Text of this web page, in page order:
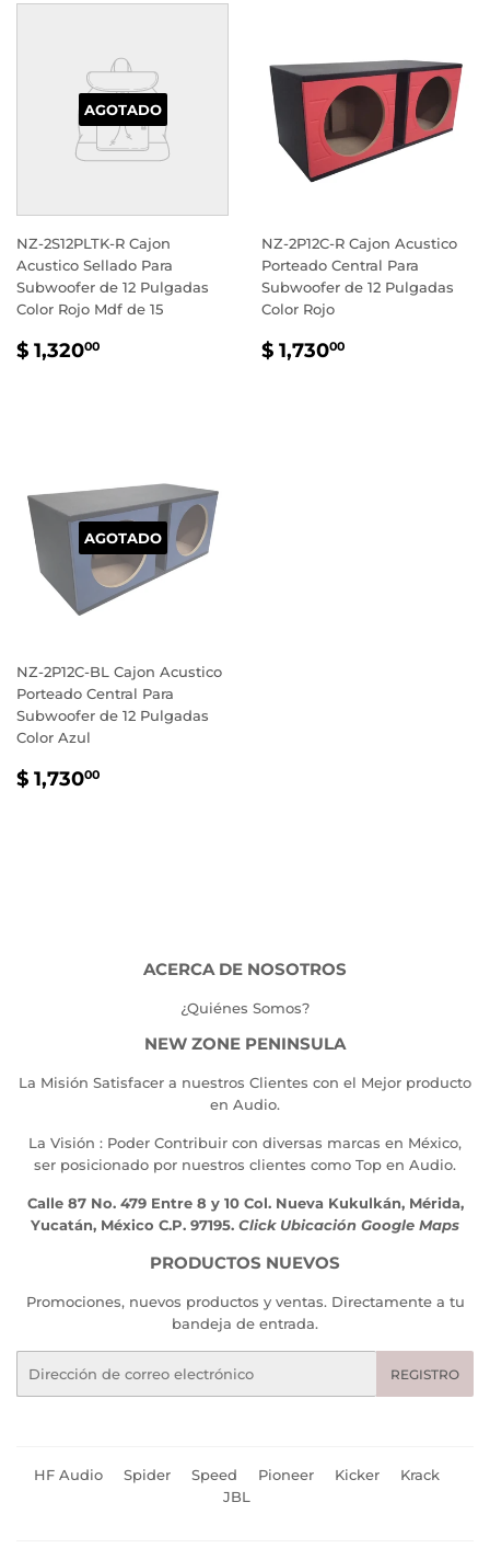
AGOTADO
NZ-2S12PLTK-R Cajon
Acustico Sellado Para
Subwoofer de 12 Pulgadas
Color Rojo Mdf de 15
PRECIO
$ 1,32000
NZ-2P12C-R Cajon Acustico
Porteado Central Para
Subwoofer de 12 Pulgadas
Color Rojo
PRECIO
$ 1,73000
AGOTADO
NZ-2P12C-BL Cajon Acustico
Porteado Central Para
Subwoofer de 12 Pulgadas
Color Azul
PRECIO
$ 1,73000
ACERCA DE NOSOTROS
¿Quiénes Somos?
NEW ZONE PENINSULA
La Misión Satisfacer a nuestros Clientes con el Mejor producto
en Audio.
La Visión : Poder Contribuir con diversas marcas en México,
ser posicionado por nuestros clientes como Top en Audio.
Calle 87 No. 479 Entre 8 y 10 Col. Nueva Kukulkán, Mérida,
Yucatán, México C.P. 97195. Click Ubicación Google Maps
PRODUCTOS NUEVOS
Promociones, nuevos productos y ventas. Directamente a tu
bandeja de entrada.
REGISTRO
HF Audio Spider Speed Pioneer Kicker
Krack
JBL